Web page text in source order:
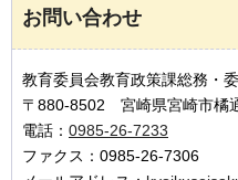
お問い合わせ
教育委員会教育政策課総務・
〒880-8502 宮崎県宮崎市橘
電話： 0985-26-7233
ファクス：0985-26-7306